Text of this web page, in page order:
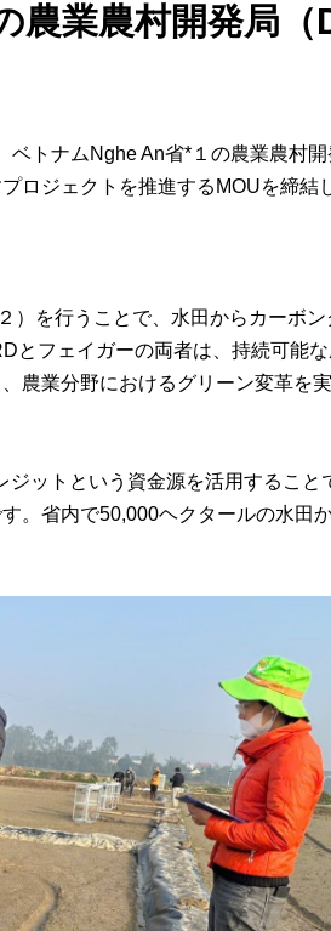
農業農村開発局（
トナムNghe An省*１の農業農村
ロジェクトを推進するMOUを締結
）を行うことで、水田からカーボ
とフェイガーの両者は、持続可能
農業分野におけるグリーン変革を
ットという資金源を活用すること
。省内で50,000ヘクタールの水田